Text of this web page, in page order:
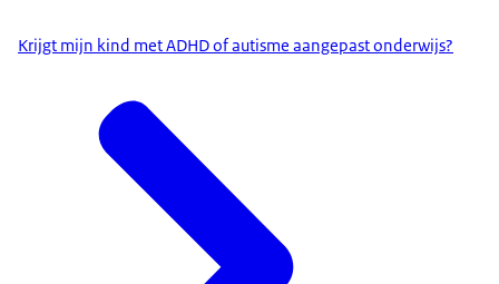
Krijgt mijn kind met ADHD of autisme aangepast onderwijs?